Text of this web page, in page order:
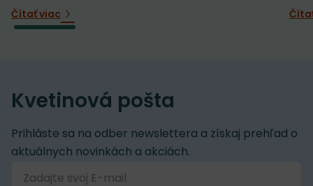
Čítať viac
Kvetinová pošta
Prihláste sa na odber newslettera a získaj prehľad o
aktuálnych novinkách a akciách.